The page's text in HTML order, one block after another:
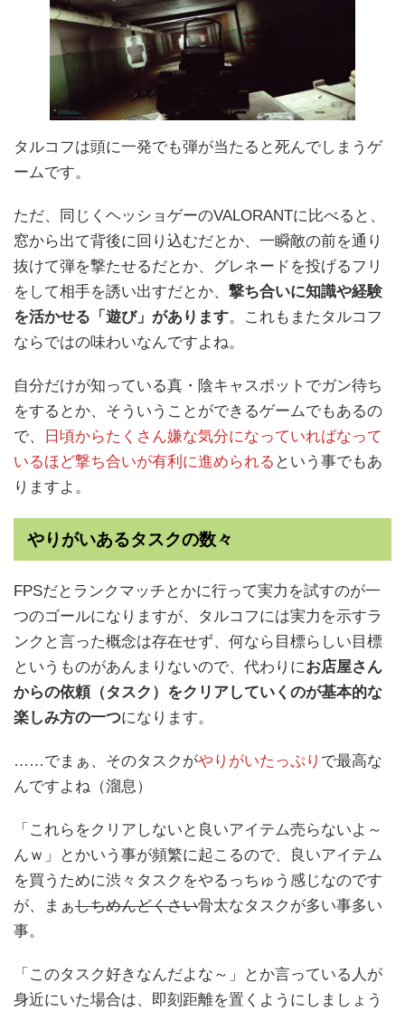
タルコフは頭に一発でも弾が当たると死んでしまうゲ
ームです。
ただ、同じくヘッショゲーのVALORANTに比べると、
窓から出て背後に回り込むだとか、一瞬敵の前を通り
抜けて弾を撃たせるだとか、グレネードを投げるフリ
をして相手を誘い出すだとか、 撃ち合いに知識や経験
を活かせる「遊び」があります。これもまたタルコフ
ならではの味わいなんですよね。
自分だけが知っている真・陰キャスポットでガン待ち
をするとか、そういうことができるゲームでもあるの
で、
日頃からたくさん嫌な気分になっていればなって
いるほど撃ち合いが有利に進められる という事でもあ
りますよ。
やりがいあるタスクの数々
FPSだとランクマッチとかに行って実力を試すのが一
つのゴールになりますが、タルコフには実力を示すラ
ンクと言った概念は存在せず、何なら目標らしい目標
というものがあんまりないので、代わりにお店屋さん
からの依頼（タスク）をクリアしていくのが基本的な
楽しみ方の一つになります。
……でまぁ、そのタスクがやりがいたっぷり で最高な
んですよね（溜息）
「これらをクリアしないと良いアイテム売らないよ～
んｗ」とかいう事が頻繁に起こるので、良いアイテム
を買うために渋々タスクをやるっちゅう感じなのです
が、まぁしちめんどくさい骨太なタスクが多い事多い
事。
「このタスク好きなんだよな～」とか言っている人が
身近にいた場合は、即刻距離を置くようにしましょう